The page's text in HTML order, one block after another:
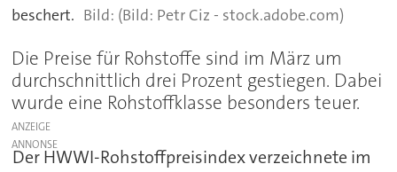
beschert.
(Bild: Petr Ciz - stock.adobe.com)
Die Preise für Rohstoffe sind im März um
durchschnittlich drei Prozent gestiegen. Dabei
wurde eine Rohstoffklasse besonders teuer.
ANZEIGE
Der HWWI-Rohstoffpreisindex verzeichnete im